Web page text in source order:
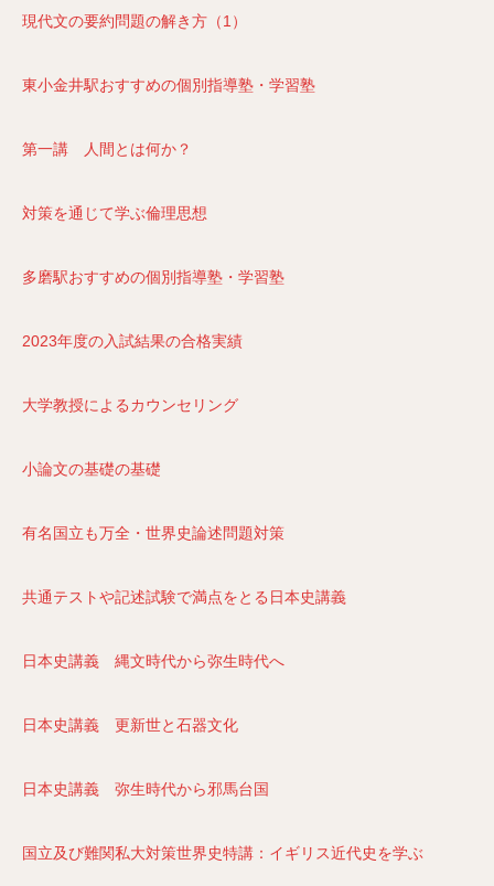
現代文の要約問題の解き方（1）
東小金井駅おすすめの個別指導塾・学習塾
第一講 人間とは何か？
対策を通じて学ぶ倫理思想
多磨駅おすすめの個別指導塾・学習塾
2023年度の入試結果の合格実績
大学教授によるカウンセリング
小論文の基礎の基礎
有名国立も万全・世界史論述問題対策
共通テストや記述試験で満点をとる日本史講義
日本史講義 縄文時代から弥生時代へ
日本史講義 更新世と石器文化
日本史講義 弥生時代から邪馬台国
国立及び難関私大対策世界史特講：イギリス近代史を学ぶ